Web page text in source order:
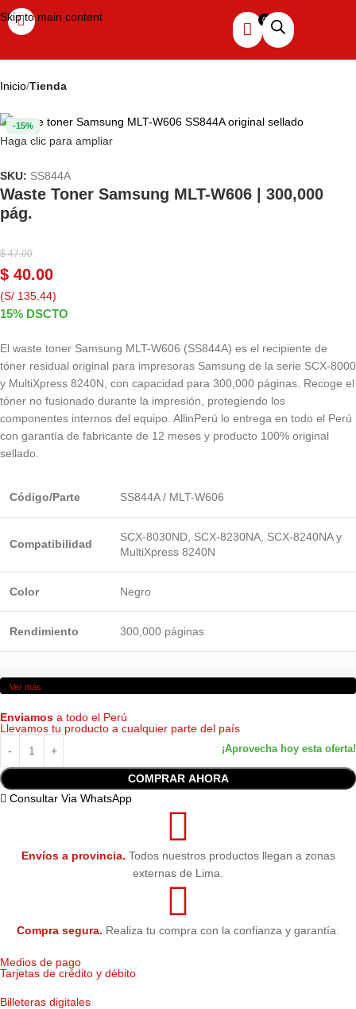
Skip to main content
Inicio Tienda
-15%
Haga clic para ampliar
SKU: SS844A
Waste Toner Samsung MLT-W606 | 300,000
pág.
$47.00
$ 40.00
(S/ 135.44)
15% DSCTO
El waste toner Samsung MLT-W606 (SS844A) es el recipiente de
tóner residual original para impresoras Samsung de la serie SCX-8000
y MultiXpress 8240N, con capacidad para 300,000 páginas. Recoge el
tóner no fusionado durante la impresión, protegiendo los
componentes internos del equipo. AllinPerú lo entrega en todo el Perú
con garantía de fabricante de 12 meses y producto 100% original
sellado.
Código/Parte SS844A / MLT-W606
Compatibilidad
SCX-8030ND, SCX-8230NA, SCX-8240NA y
MultiXpress 8240N
Color Negro
Rendimiento 300,000 páginas
Ver más
Enviamos a todo el Perú
Llevamos tu producto a cualquier parte del país
COMPRAR AHORA
Consultar Via WhatsApp
Envíos a provincia. Todos nuestros productos llegan a zonas
externas de Lima.
Compra segura. Realiza tu compra con la confianza y garantía.
Medios de pago
Tarjetas de crédito y débito
Billeteras digitales